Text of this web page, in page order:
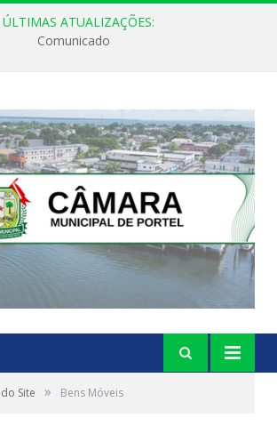
ÚLTIMAS ATUALIZAÇÕES:
Comunicado
Site » Bens Móveis